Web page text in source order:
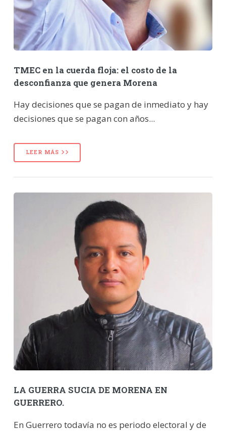
TMEC en la cuerda floja: el costo de la
desconfianza que genera Morena
Hay decisiones que se pagan de inmediato y hay
decisiones que se pagan con años...
LEER MÁS
LA GUERRA SUCIA DE MORENA EN
GUERRERO.
En Guerrero todavía no es periodo electoral y de